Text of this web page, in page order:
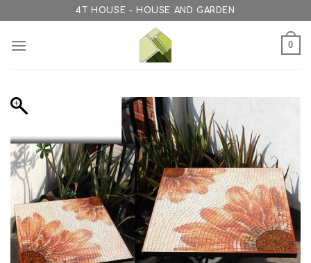
to
content
4T HOUSE - HOUSE AND GARDEN
0